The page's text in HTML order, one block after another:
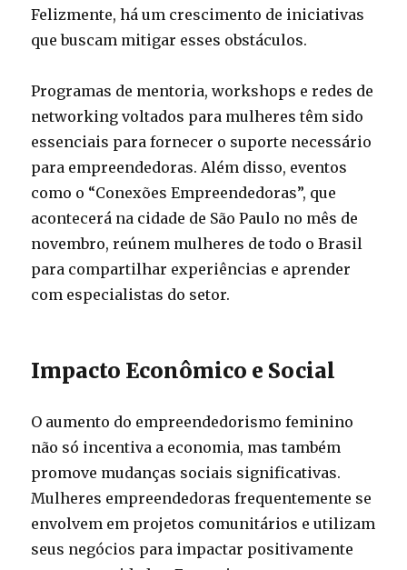
Felizmente, há um crescimento de iniciativas
que buscam mitigar esses obstáculos.
Programas de mentoria, workshops e redes de
networking voltados para mulheres têm sido
essenciais para fornecer o suporte necessário
para empreendedoras. Além disso, eventos
como o “Conexões Empreendedoras”, que
acontecerá na cidade de São Paulo no mês de
novembro, reúnem mulheres de todo o Brasil
para compartilhar experiências e aprender
com especialistas do setor.
Impacto Econômico e Social
O aumento do empreendedorismo feminino
não só incentiva a economia, mas também
promove mudanças sociais significativas.
Mulheres empreendedoras frequentemente se
envolvem em projetos comunitários e utilizam
seus negócios para impactar positivamente